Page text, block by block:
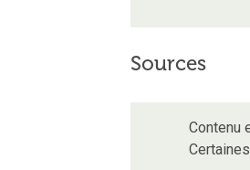
Sources
Contenu